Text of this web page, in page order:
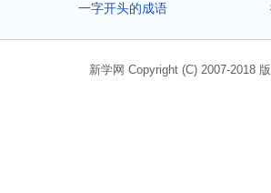
一字开头的成语
新学网 Copyright (C) 2007-2018